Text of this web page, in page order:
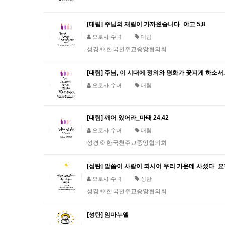
[대림] 주님의 재림이 가까웠습니다_야고 5,8
오로사 수녀 대림
성경 © 한국천주교중앙협의회
[대림] 주님, 이 시대에 정의와 평화가 꽃피게 하소서.
오로사 수녀 대림
[대림] 깨어 있어라_마태 24,42
오로사 수녀 대림
성경 © 한국천주교중앙협의회
[성탄] 말씀이 사람이 되시어 우리 가운데 사셨다_
오로사 수녀 성탄
성경 © 한국천주교중앙협의회
[성탄] 임마누엘